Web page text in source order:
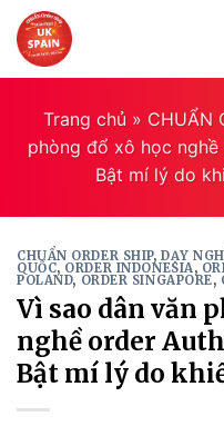
Skip
to
content
Trang chủ » CHUẨN
phòng đổ xô học
Bật mí lý do
CHUẨN ORDER SHIP,DẠY
QUỐC, ORDER INDONESIA,
POLAND, ORDER SINGAPORE,
Vì sao dân văn
nghề order
Bật mí lý do